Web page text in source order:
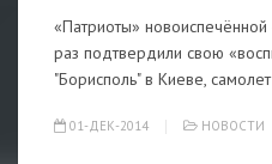
«Патриоты»
раз подтвердили свою
"Борисполь" в Киеве, самолет
01-ДЕК-2014 НОВОСТИ